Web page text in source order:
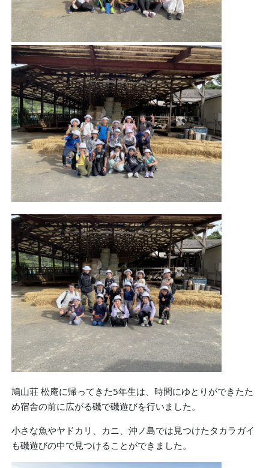
鳩山荘 松庵に帰ってきた5年生は、時間にゆとりができたた
め宿舎の前に広がる磯で磯遊びを行いました。
小さな魚やヤドカリ、カニ、沖ノ島では見つけたタカラガイ
も磯遊びの中で見つけることができました。